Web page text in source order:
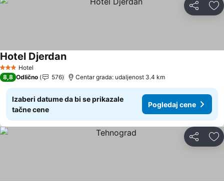
Deli
3 Zvezdice
Hotel
Hotel Djerdan
8,8 Odlično 576 Centar grada: udaljenost 3.4 km
Izaberi datume da bi se prikazale
tačne cene
Pogledaj cene
Deli